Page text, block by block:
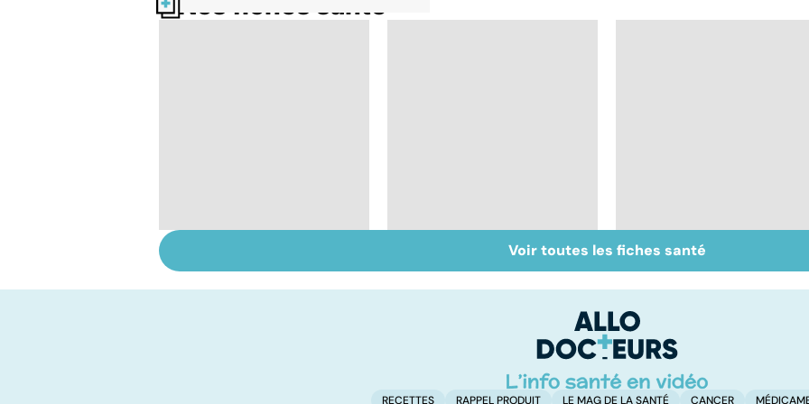
jouissez-vous ?
ménopause
Gynéco : un suivi
pour la vie
Voir toutes les fiches santé
RECETTES RAPPEL PRODUIT LE MAG DE LA SANTÉ CANCER